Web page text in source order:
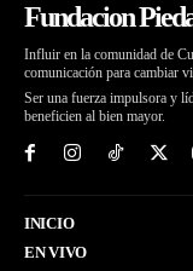
Fundacion
Influir en la comunidad de
comunicación para cambiar
Ser una fuerza impulsora y
beneficien al bien mayor.
INICIO
EN VIVO